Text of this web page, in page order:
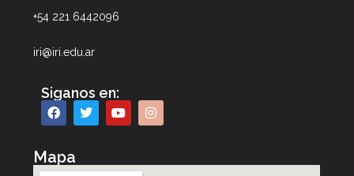
+54 221 6442096
iri@iri.edu.ar
Siganos en:
Mapa